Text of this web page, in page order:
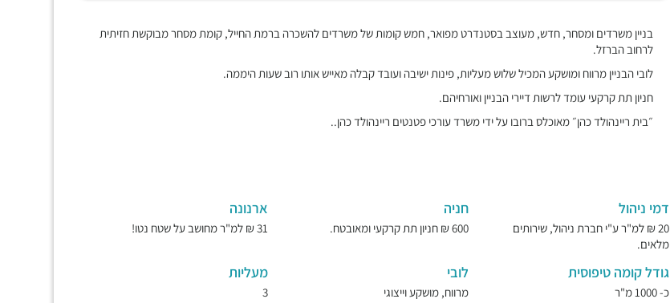
בניין משרדים ומסחר, חדש, מעוצב בסטנדרט מפואר, חמש קומות של משרדים להשכרה ברמת החייל, קומת מסחר מבוקשת חזיתית
לרחוב הברזל.
לובי הבניין מרווח ומושקע המכיל שלוש מעליות, פינות ישיבה ועובד קבלה מאייש אותו רוב שעות היממה.
חניון תת קרקעי עומד לרשות דיירי הבניין ואורחיהם.
״בית ריינהולד כהן״ מאוכלס ברובו על ידי משרד עורכי פטנטים ריינהולד כהן..
דמי ניהול
20 ₪ למ"ר ע"י חברת ניהול, שירותים
מלאים.
חניה
600 ₪ חניון תת קרקעי ומאובטח.
ארנונה
31 ₪ למ"ר מחושב על שטח נטו!
גודל קומה טיפוסית
כ- 1000 מ"ר
לובי
מרווח, מושקע וייצוגי
מעליות
3